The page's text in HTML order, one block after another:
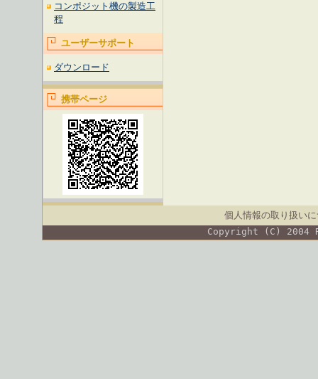
コンポジット機の製造工
程
ユーザーサポート
ダウンロード
携帯ページ
個人情報の取り扱い
Copyright (C) 2004